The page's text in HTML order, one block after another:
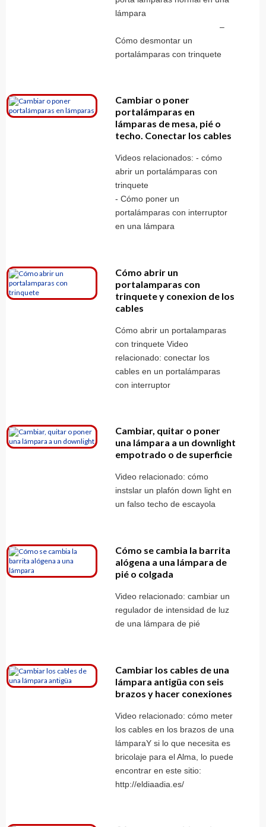
lámpara
–
Cómo desmontar un
portalámparas con trinquete
Cambiar o poner
portalámparas en
lámparas de mesa, pié o
techo. Conectar los cables
Videos relacionados: - cómo
abrir un portalámparas con
trinquete
- Cómo poner un
portalámparas con interruptor
en una lámpara
Cómo abrir un
portalamparas con
trinquete y conexion de los
cables
Cómo abrir un portalamparas
con trinquete Video
relacionado: conectar los
cables en un portalámparas
con interruptor
Cambiar, quitar o poner
una lámpara a un downlight
empotrado o de superficie
Video relacionado: cómo
instslar un plafón down light en
un falso techo de escayola
Cómo se cambia la barrita
alógena a una lámpara de
pié o colgada
Video relacionado: cambiar un
regulador de intensidad de luz
de una lámpara de pié
Cambiar los cables de una
lámpara antigüa con seis
brazos y hacer conexiones
Video relacionado: cómo meter
los cables en los brazos de una
lámparaY si lo que necesita es
bricolaje para el Alma, lo puede
encontrar en este sitio:
http://eldiaadia.es/